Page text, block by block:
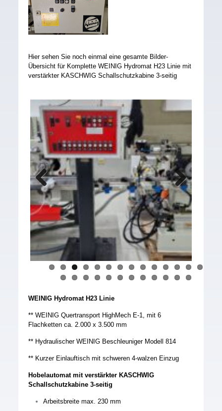
Hier sehen Sie noch einmal eine gesamte Bilder-
Übersicht für Komplette WEINIG Hydromat H23 Linie mit
verstärkter KASCHWIG Schallschutzkabine 3-seitig
Previous Next
WEINIG Hydromat H23 Linie
** WEINIG Quertransport HighMech E-1, mit 6
Flachketten ca. 2.000 x 3.500 mm
** Hydraulischer WEINIG Beschleuniger Modell 814
** Kurzer Einlauftisch mit schweren 4-walzen Einzug
Hobelautomat mit verstärkter KASCHWIG
Schallschutzkabine 3-seitig
Arbeitsbreite max. 230 mm